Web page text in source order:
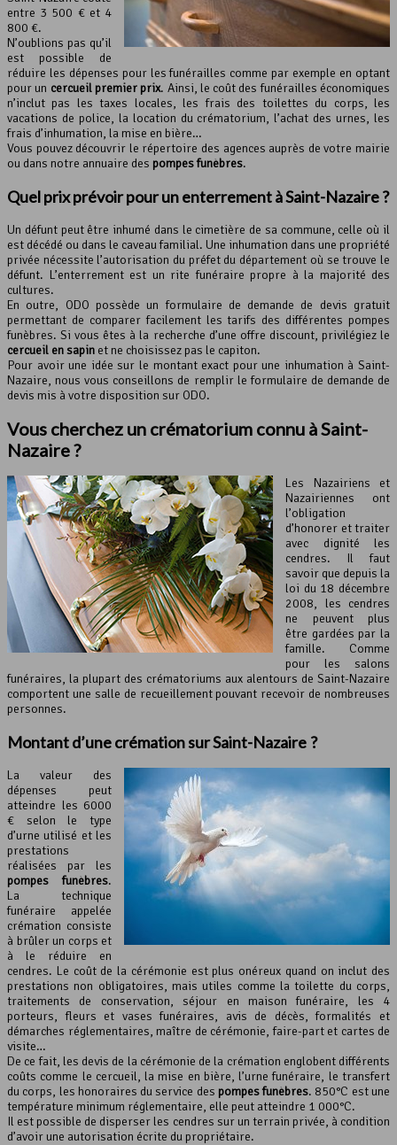
entre 3 500 € et 4
800 €.
N’oublions pas qu’il
est possible de
réduire les dépenses pour les funérailles comme par exemple en optant
pour un cercueil premier prix. Ainsi, le coût des funérailles économiques
n’inclut pas les taxes locales, les frais des toilettes du corps, les
vacations de police, la location du crématorium, l’achat des urnes, les
frais d’inhumation, la mise en bière…
Vous pouvez découvrir le répertoire des agences auprès de votre mairie
ou dans notre annuaire des pompes funèbres.
Quel prix prévoir pourun enterrementà Saint-Nazaire ?
Un défunt peut être inhumé dans le cimetière de sa commune, celle où il
est décédé ou dans le caveau familial. Une inhumation dans une propriété
privée nécessite l’autorisation du préfet du département où se trouve le
défunt. L’enterrement est un rite funéraire propre à la majorité des
cultures.
En outre, ODO possède un formulaire de demande de devis gratuit
permettant de comparer facilement les tarifs des différentes pompes
funèbres. Si vous êtes à la recherche d’une offre discount, privilégiez le
cercueil en sapin et ne choisissez pas le capiton.
Pour avoir une idée sur le montant exact pour une inhumation à Saint-
Nazaire, nous vous conseillons de remplir le formulaire de demande de
devis mis à votre disposition sur ODO.
Vous cherchez un crématorium connu à Saint-
Nazaire ?
Les Nazairiens et
Nazairiennes ont
l’obligation
d’honorer et traiter
avec dignité les
cendres. Il faut
savoir que depuis la
loi du 18 décembre
2008, les cendres
ne peuvent plus
être gardées par la
famille. Comme
pour les salons
funéraires, la plupart des crématoriums aux alentours de Saint-Nazaire
comportent une salle de recueillement pouvant recevoir de nombreuses
personnes.
Montant d’unecrémationsur Saint-Nazaire ?
La valeur des
dépenses peut
atteindre les 6000
€ selon le type
d’urne utilisé et les
prestations
réalisées par les
pompes funèbres.
La technique
funéraire appelée
crémation consiste
à brûler un corps et
à le réduire en
cendres. Le coût de la cérémonie est plus onéreux quand on inclut des
prestations non obligatoires, mais utiles comme la toilette du corps,
traitements de conservation, séjour en maison funéraire, les 4
porteurs, fleurs et vases funéraires, avis de décès, formalités et
démarches réglementaires, maître de cérémonie, faire-part et cartes de
visite…
De ce fait, les devis de la cérémonie de la crémation englobent différents
coûts comme le cercueil, la mise en bière, l’urne funéraire, le transfert
du corps, les honoraires du service des pompes funèbres. 850°C est une
température minimum réglementaire, elle peut atteindre 1 000°C.
Il est possible de disperser les cendres sur un terrain privée, à condition
d’avoir une autorisation écrite du propriétaire.